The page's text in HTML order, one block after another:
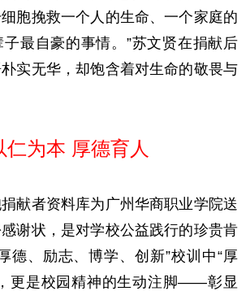
胞挽救一个人的生命、一个家庭的
最自豪的事情。”苏文贤在捐献后
实无华，却饱含着对生命的敬畏与
仁为本 厚德育人
献者资料库为广州华商职业学院送
谢状，是对学校公益践行的珍贵肯
德、励志、博学、创新”校训中“厚
更是校园精神的生动注脚——彰显